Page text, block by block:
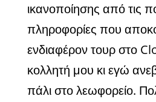
ικανοποίησης από τις
πληροφορίες που
ενδιαφέρον τουρ στο
κολλητή μου κι εγώ
πάλι στο λεωφορείο.